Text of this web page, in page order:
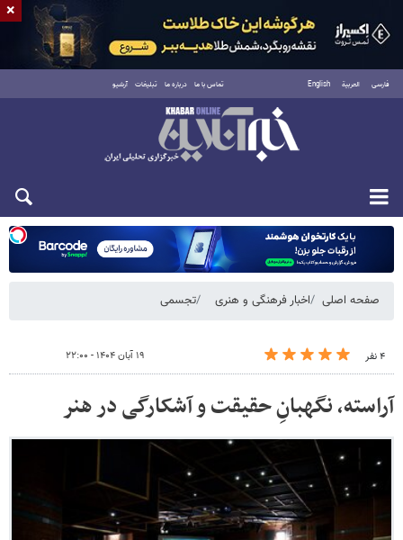
فارسی العربية English تماس با ما درباره ما تبلیغات آرشیو
شنبه ۱۷ مرداد ۱۴۰۵
صفحه اصلی اخبار فرهنگی و هنری تجسمی
۴ نفر ۱۹ آبان ۱۴۰۴ - ۲۲:۰۰
آراسته، نگهبانِ حقیقت و آشکارگی در هنر
×